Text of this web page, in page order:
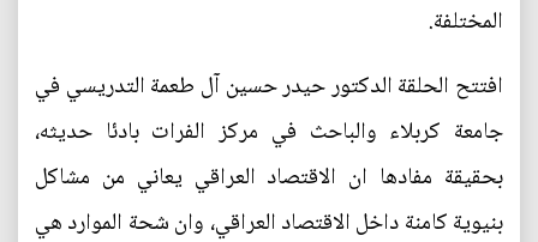
المختلفة.
افتتح الحلقة الدكتور حيدر حسين آل طعمة التدريسي في
جامعة كربلاء والباحث في مركز الفرات بادئا حديثه،
بحقيقة مفادها ان الاقتصاد العراقي يعاني من مشاكل
بنيوية كامنة داخل الاقتصاد العراقي، وان شحة الموارد هي